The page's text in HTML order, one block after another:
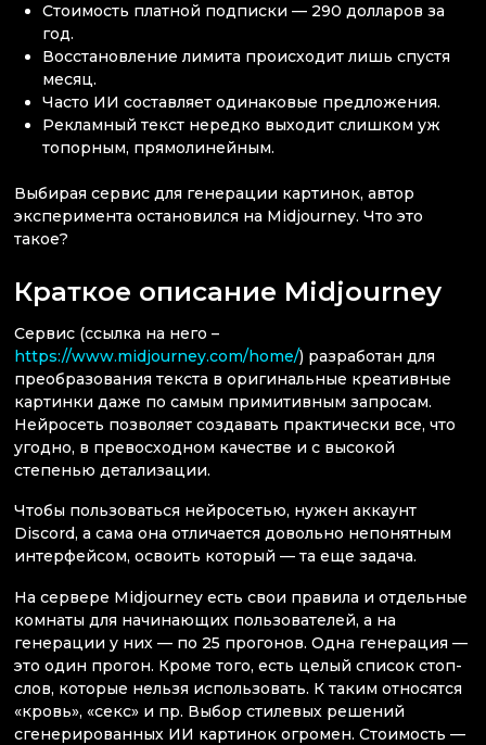
Стоимость платной подписки — 290 долларов за
год.
Восстановление лимита происходит лишь спустя
месяц.
Часто ИИ составляет одинаковые предложения.
Рекламный текст нередко выходит слишком уж
топорным, прямолинейным.
Выбирая сервис для генерации картинок, автор
эксперимента остановился на Midjourney. Что это
такое?
Краткое описание Midjourney
Сервис (ссылка на него –
https://www.midjourney.com/home/) разработан для
преобразования текста в оригинальные креативные
картинки даже по самым примитивным запросам.
Нейросеть позволяет создавать практически все, что
угодно, в превосходном качестве и с высокой
степенью детализации.
Чтобы пользоваться нейросетью, нужен аккаунт
Discord, а сама она отличается довольно непонятным
интерфейсом, освоить который — та еще задача.
На сервере Midjourney есть свои правила и отдельные
комнаты для начинающих пользователей, а на
генерации у них — по 25 прогонов. Одна генерация —
это один прогон. Кроме того, есть целый список стоп-
слов, которые нельзя использовать. К таким относятся
«кровь», «секс» и пр. Выбор стилевых решений
сгенерированных ИИ картинок огромен. Стоимость —